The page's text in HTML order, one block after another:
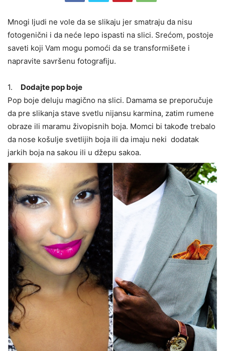
Mnogi ljudi ne vole da se slikaju jer smatraju da nisu
fotogenični i da neće lepo ispasti na slici. Srećom, postoje
saveti koji Vam mogu pomoći da se transformišete i
napravite savršenu fotografiju.
1. Dodajte pop boje
Pop boje deluju magično na slici. Damama se preporučuje
da pre slikanja stave svetlu nijansu karmina, zatim rumene
obraze ili maramu živopisnih boja. Momci bi takođe trebalo
da nose košulje svetlijih boja ili da imaju neki dodatak
jarkih boja na sakou ili u džepu sakoa.